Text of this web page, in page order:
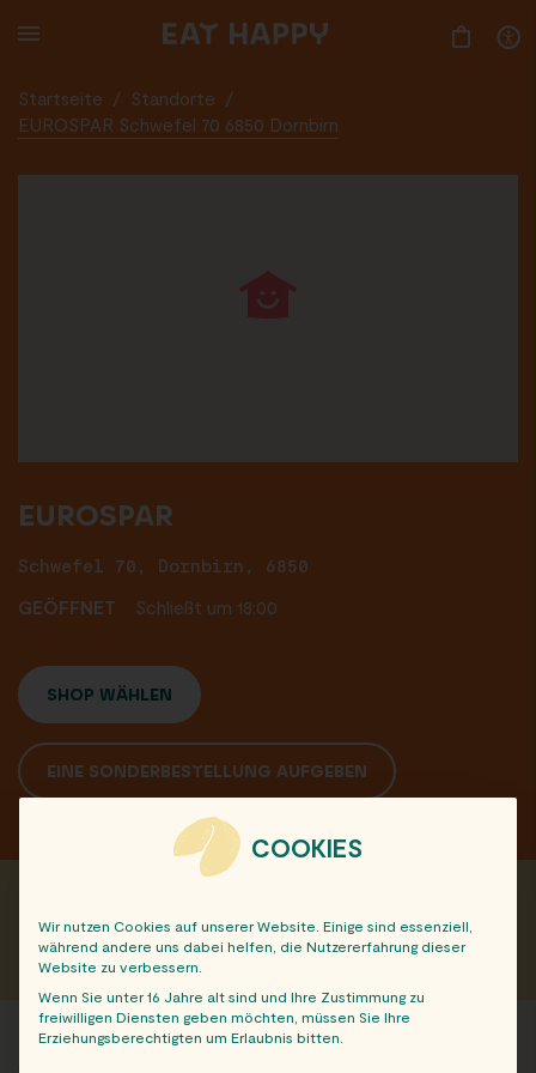
TO
Startseite / Standorte
/
EUROSPAR Schwefel 70 6850 Dornbirn
EUROSPAR
Schwefel 70, Dornbirn, 6850
GEÖFFNET
Schließt um 18:00
SHOP WÄHLEN
EINE SONDERBESTELLUNG AUFGEBEN
COOKIES
Wir nutzen Cookies auf unserer Website. Einige sind essenziell,
während andere uns dabei helfen, die Nutzererfahrung dieser
Website zu verbessern.
Wenn Sie unter 16 Jahre alt sind und Ihre Zustimmung zu
freiwilligen Diensten geben möchten, müssen Sie Ihre
Erziehungsberechtigten um Erlaubnis bitten.